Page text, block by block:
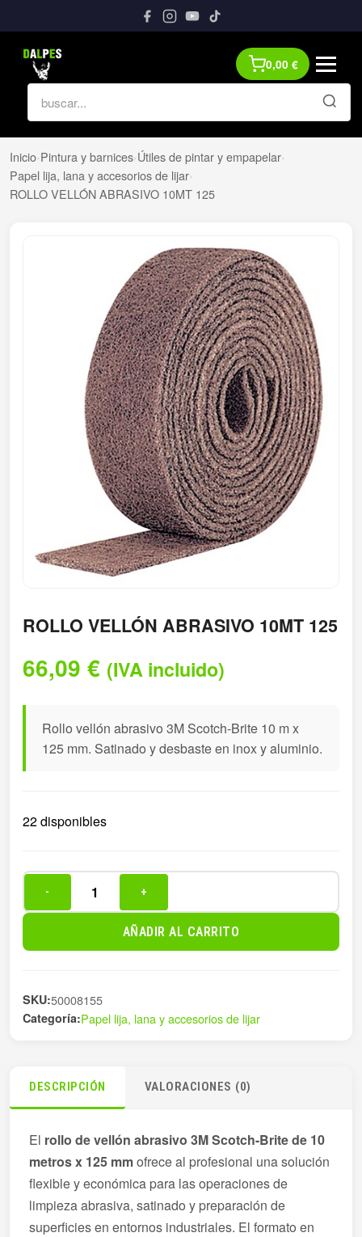
0,00 €
Inicio›Pintura y barnices›Útiles de pintar y empapelar›
Papel lija, lana y accesorios de lijar›
ROLLO VELLÓN ABRASIVO 10MT 125
ROLLO VELLÓN ABRASIVO 10MT 125
66,09 € (IVA incluido)
Rollo vellón abrasivo 3M Scotch-Brite 10 m x
125 mm. Satinado y desbaste en inox y aluminio.
22 disponibles
VELLÓN
cantidad
- +
AÑADIR AL CARRITO
SKU:50008155
Categoría:Papel lija, lana y accesorios de lijar
DESCRIPCIÓN VALORACIONES (0)
El rollo de vellón abrasivo 3M Scotch-Brite de 10
metros x 125 mmofrece al profesional una solución
flexible y económica para las operaciones de
limpieza abrasiva, satinado y preparación de
superficies en entornos industriales. El formato en